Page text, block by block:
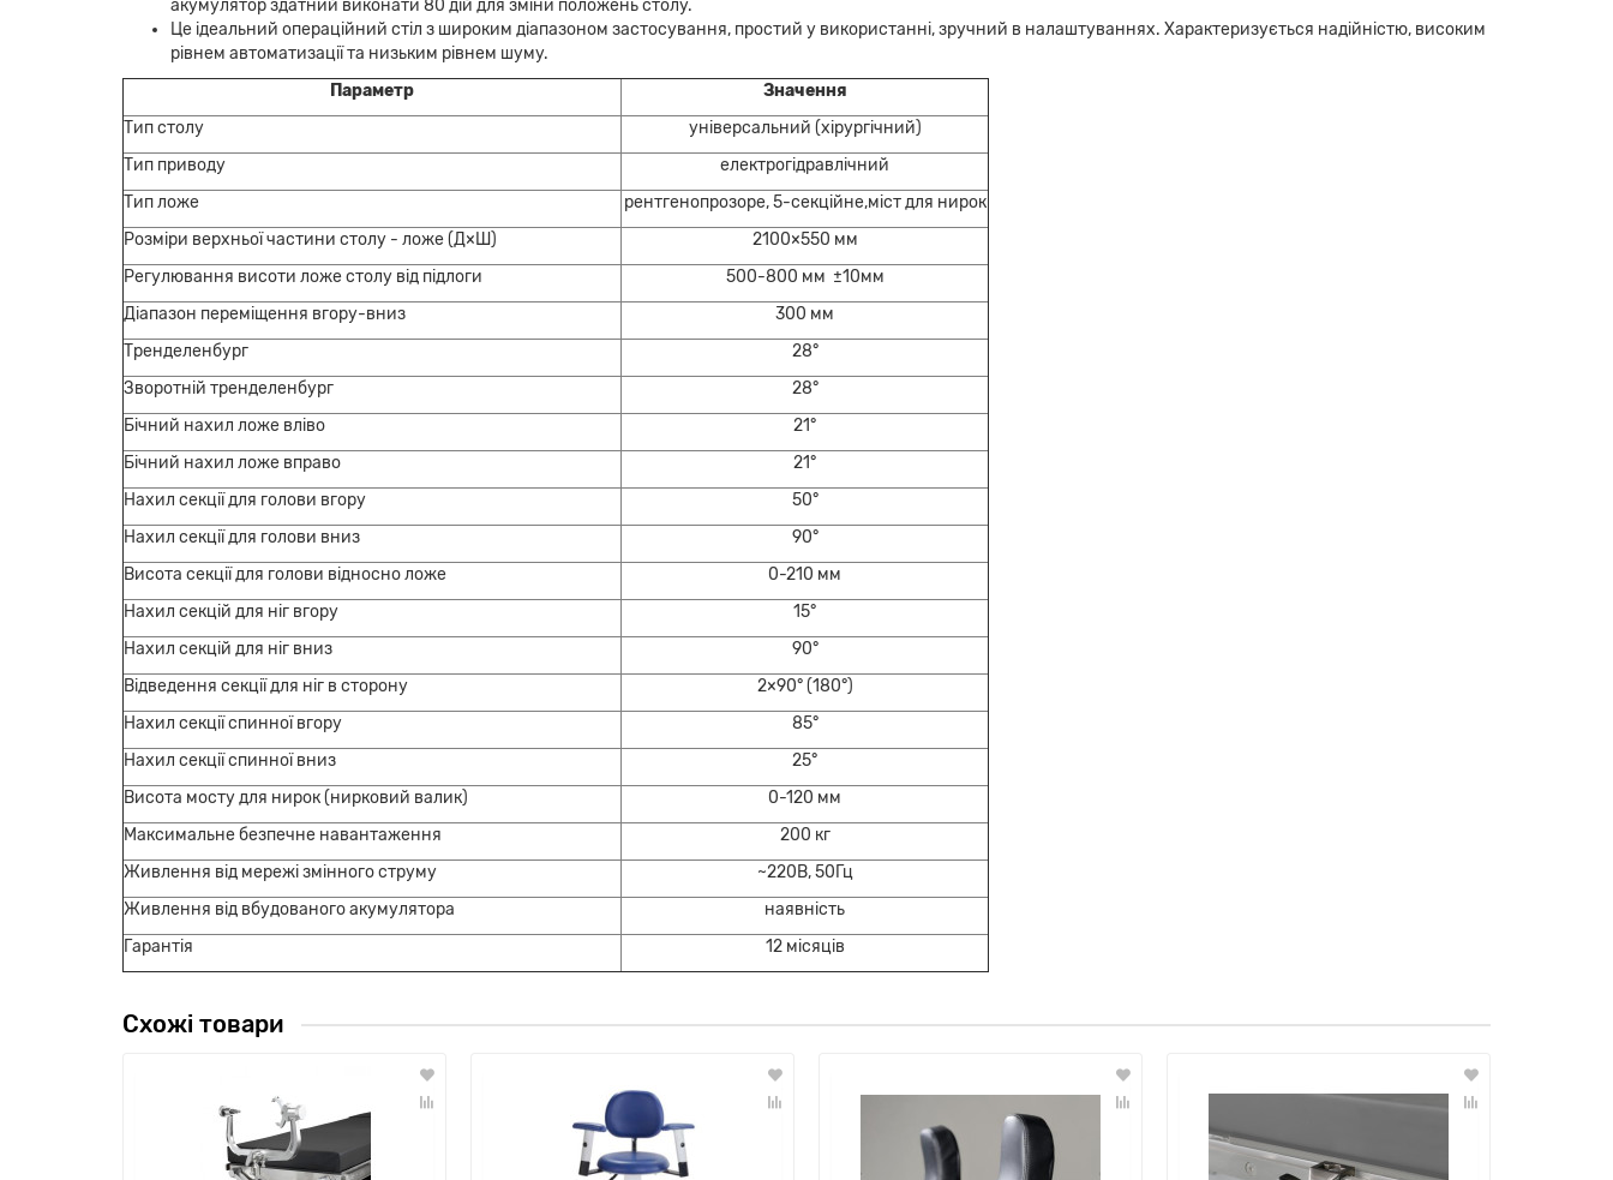
акумулятор здатний виконати 80 дій для зміни положень столу.
Це ідеальний операційний стіл з широким діапазоном застосування, простий у використанні, зручний в налаштуваннях. Характеризується надійністю, високим
рівнем автоматизації та низьким рівнем шуму.
Параметр
Значення
Тип столу
універсальний (хірургічний)
Тип приводу
електрогідравлічний
Тип ложе
рентгенопрозоре, 5-секційне,міст для нирок
Розміри верхньої частини столу - ложе (Д×Ш)
2100×550 мм
Регулювання висоти ложе столу від підлоги
500-800 мм ±10мм
Діапазон переміщення вгору-вниз
300 мм
Тренделенбург
28°
Зворотній тренделенбург
28°
Бічний нахил ложе вліво
21°
Бічний нахил ложе вправо
21°
Нахил секції для голови вгору
50°
Нахил секції для голови вниз
90°
Висота секції для голови відносно ложе
0-210 мм
Нахил секцій для ніг вгору
15°
Нахил секцій для ніг вниз
90°
Відведення секції для ніг в сторону
2×90° (180°)
Нахил секції спинної вгору
85°
Нахил секції спинної вниз
25°
Висота мосту для нирок (нирковий валик)
0-120 мм
Максимальне безпечне навантаження
200 кг
Живлення від мережі змінного струму
~220В, 50Гц
Живлення від вбудованого акумулятора
наявність
Гарантія
12 місяців
Схожі товари